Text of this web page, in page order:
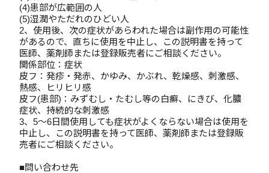
(4)患部が広範囲の人
(5)湿潤やただれのひどい人
2、使用後、次の症状があらわれた場合は副作用の可能性
があるので、直ちに使用を中止し、この説明書を持って
医師、薬剤師または登録販売者にご相談ください。
関係部位：症状
皮フ：発疹・発赤、かゆみ、かぶれ、乾燥感、刺激感、
熱感、ヒリヒリ感
皮フ(患部)：みずむし・たむし等の白癬、にきび、化膿
症状、持続的な刺激感
3、5～6日間使用しても症状がよくならない場合は使用を
中止し、この説明書を持って医師、薬剤師または登録販
売者にご相談ください。
■問い合わせ先